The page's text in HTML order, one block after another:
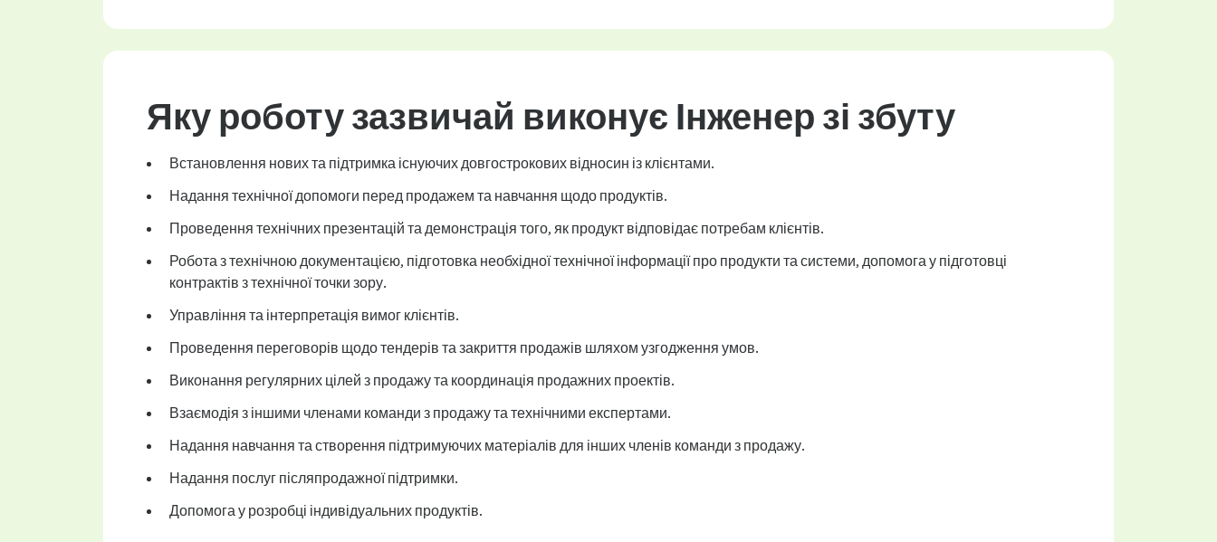
Яку роботу зазвичай виконує Інженер зі збуту
Встановлення нових та підтримка існуючих довгострокових відносин із клієнтами.
Надання технічної допомоги перед продажем та навчання щодо продуктів.
Проведення технічних презентацій та демонстрація того, як продукт відповідає потребам клієнтів.
Робота з технічною документацією, підготовка необхідної технічної інформації про продукти та системи, допомога у підготовці
контрактів з технічної точки зору.
Управління та інтерпретація вимог клієнтів.
Проведення переговорів щодо тендерів та закриття продажів шляхом узгодження умов.
Виконання регулярних цілей з продажу та координація продажних проектів.
Взаємодія з іншими членами команди з продажу та технічними експертами.
Надання навчання та створення підтримуючих матеріалів для інших членів команди з продажу.
Надання послуг післяпродажної підтримки.
Допомога у розробці індивідуальних продуктів.